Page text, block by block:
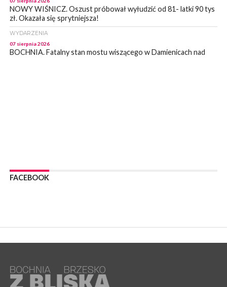
NOWY WIŚNICZ. Oszust próbował wyłudzić od 81- latki 90 tys
zł. Okazała się sprytniejsza!
WYDARZENIA
07 sierpnia 2026
BOCHNIA. Fatalny stan mostu wiszącego w Damienicach nad
06 sierpnia 2026
Z BOCHNI NA JASNĄ GÓRĘ. Trzeci dzień wędrówki [ZDJĘCIA]
projektowej przebudowy ulicy Dołuszyckiej
WYDARZENIA
FACEBOOK